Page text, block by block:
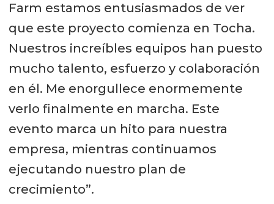
Farm estamos entusiasmados de ver
que este proyecto comienza en Tocha.
Nuestros increíbles equipos han puesto
mucho talento, esfuerzo y colaboración
en él. Me enorgullece enormemente
verlo finalmente en marcha. Este
evento marca un hito para nuestra
empresa, mientras continuamos
ejecutando nuestro plan de
crecimiento”.